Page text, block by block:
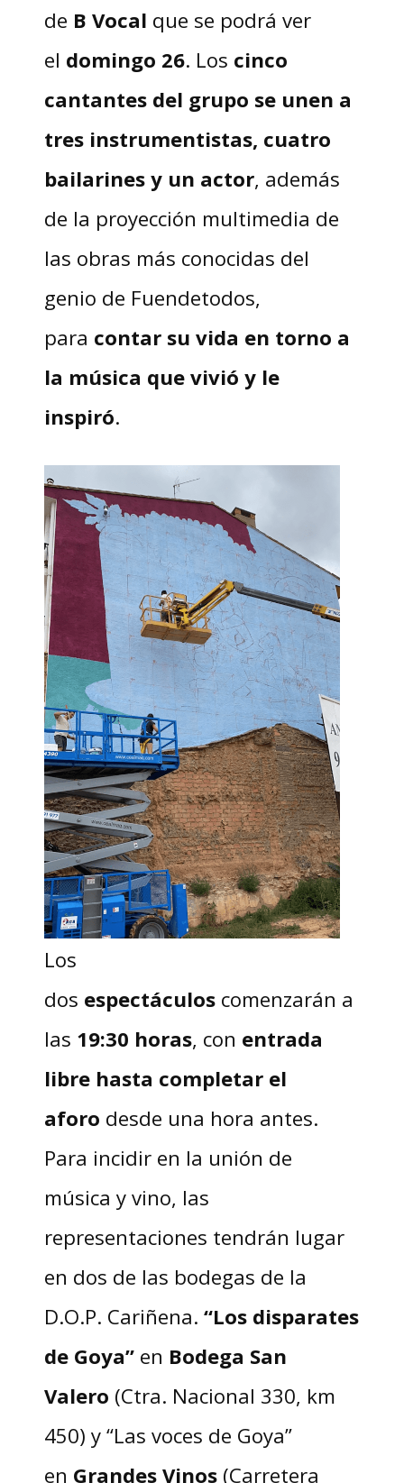
de B Vocal que se podrá ver
el domingo 26. Los cinco
cantantes del grupo se unen a
tres instrumentistas, cuatro
bailarines y un actor, además
de la proyección multimedia de
las obras más conocidas del
genio de Fuendetodos,
para contar su vida en torno a
la música que vivió y le
inspiró.
Los
dos espectáculoscomenzarán a
las 19:30 horas, con entrada
libre hasta completar el
aforo desde una hora antes.
Para incidir en la unión de
música y vino, las
representaciones tendrán lugar
en dos de las bodegas de la
D.O.P. Cariñena. “Los disparates
de Goya”en Bodega San
Valero (Ctra. Nacional 330, km
450) y “Las voces de Goya”
en Grandes Vinos(Carretera